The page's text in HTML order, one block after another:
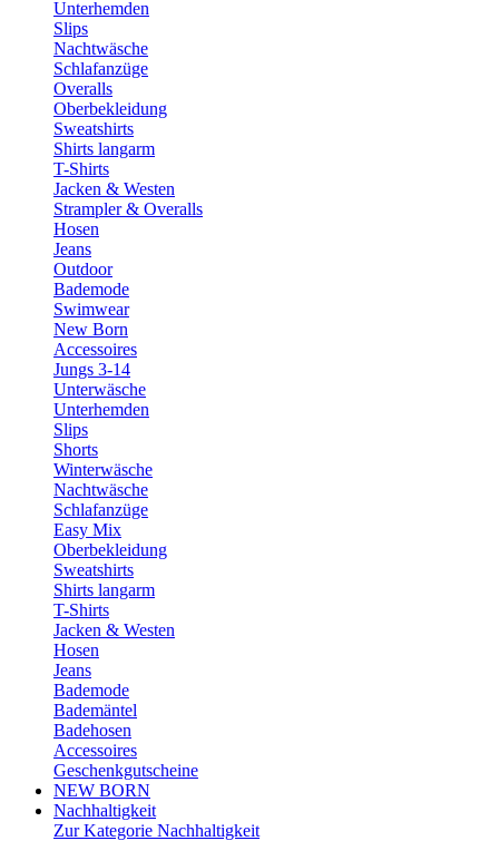
Unterhemden
Slips
Nachtwäsche
Schlafanzüge
Overalls
Oberbekleidung
Sweatshirts
Shirts langarm
T-Shirts
Jacken & Westen
Strampler & Overalls
Hosen
Jeans
Outdoor
Bademode
Swimwear
New Born
Accessoires
Jungs 3-14
Unterwäsche
Unterhemden
Slips
Shorts
Winterwäsche
Nachtwäsche
Schlafanzüge
Easy Mix
Oberbekleidung
Sweatshirts
Shirts langarm
T-Shirts
Jacken & Westen
Hosen
Jeans
Bademode
Bademäntel
Badehosen
Accessoires
Geschenkgutscheine
NEW BORN
Nachhaltigkeit
Zur Kategorie Nachhaltigkeit